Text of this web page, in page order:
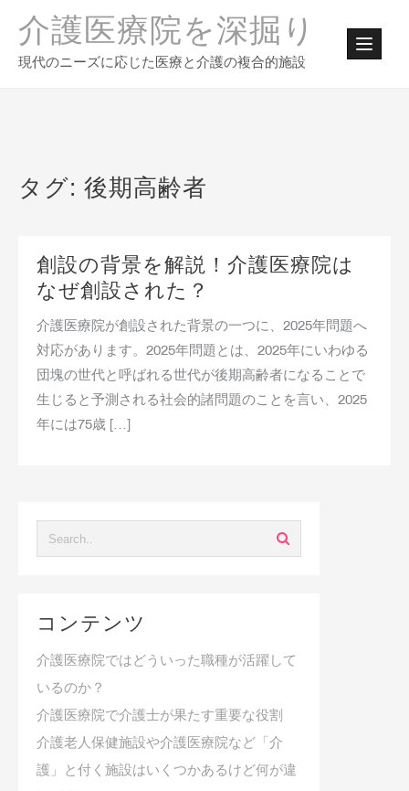
content
介護医療院を深掘り
現代のニーズに応じた医療と介護の複合的施設
タグ: 後期高齢者
創設の背景を解説！介護医療院は
なぜ創設された？
介護医療院が創設された背景の一つに、2025年問題へ
対応があります。2025年問題とは、2025年にいわゆる
団塊の世代と呼ばれる世代が後期高齢者になることで
生じると予測される社会的諸問題のことを言い、2025
年には75歳 […]
コンテンツ
介護医療院ではどういった職種が活躍して
いるのか？
介護医療院で介護士が果たす重要な役割
介護老人保健施設や介護医療院など「介
護」と付く施設はいくつかあるけど何が違